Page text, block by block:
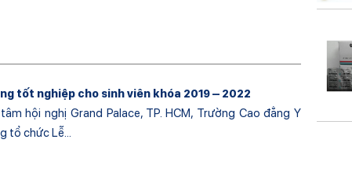
tốt nghiệp cho sinh viên khóa 2019 – 2022
hội nghị Grand Palace, TP. HCM, Trường Cao đẳng Y
chức Lễ...